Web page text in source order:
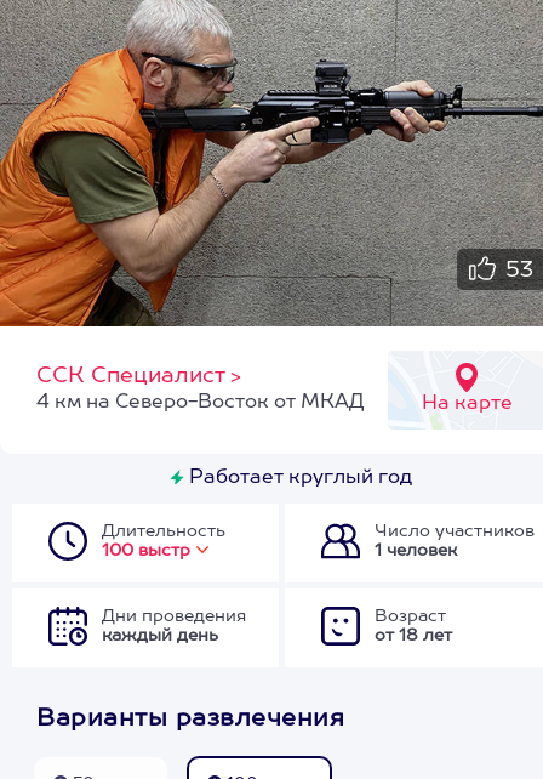
53
ССК Специалист >
На карте
4 км на Северо-Восток от МКАД
Работает круглый год
Длительность
100 выстр
Число участников
1 человек
Дни проведения
каждый день
Возраст
от 18 лет
Варианты развлечения